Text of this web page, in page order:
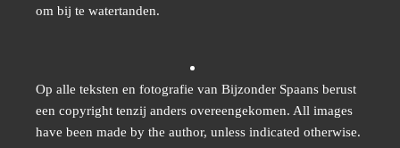
om bij te watertanden.
Op alle teksten en fotografie van Bijzonder Spaans berust
een copyright tenzij anders overeengekomen. All images
have been made by the author, unless indicated otherwise.